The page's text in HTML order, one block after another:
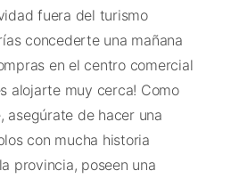
fuera del turismo
concederte una mañana
en el centro comercial
alojarte muy cerca! Como
asegúrate de hacer una
con mucha historia
provincia, poseen una